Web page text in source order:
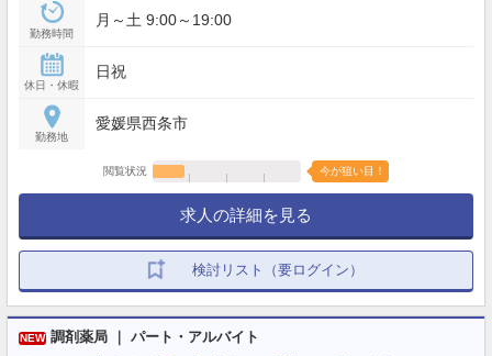
勤務時間
月～土 9:00～19:00
休日・休暇
日祝
勤務地
愛媛県西条市
閲覧状況 今が狙い目！
求人の詳細を見る
検討リスト（要ログイン）
NEW 調剤薬局 ｜ パート・アルバイト